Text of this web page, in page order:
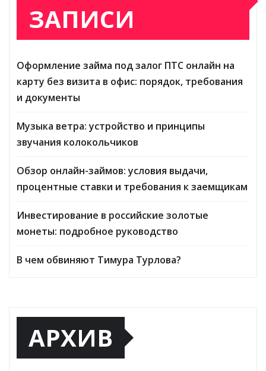
ЗАПИСИ
Оформление займа под залог ПТС онлайн на
карту без визита в офис: порядок, требования
и документы
Музыка ветра: устройство и принципы
звучания колокольчиков
Обзор онлайн-займов: условия выдачи,
процентные ставки и требования к заемщикам
Инвестирование в российские золотые
монеты: подробное руководство
В чем обвиняют Тимура Турлова?
АРХИВ